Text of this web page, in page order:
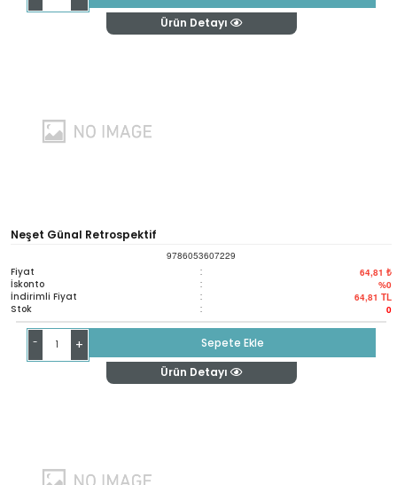
Ürün Detayı
Neşet Günal Retrospektif
9786053607229
Fiyat : 64,81 ₺
İskonto : %0
İndirimli Fiyat : 64,81 TL
Stok : 0
- +
Sepete Ekle
Ürün Detayı